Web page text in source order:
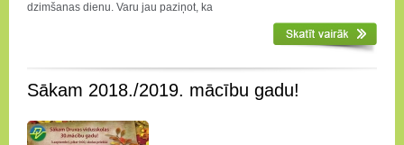
dzimšanas dienu. Varu jau paziņot, ka
Sākam 2018./2019. mācību gadu!